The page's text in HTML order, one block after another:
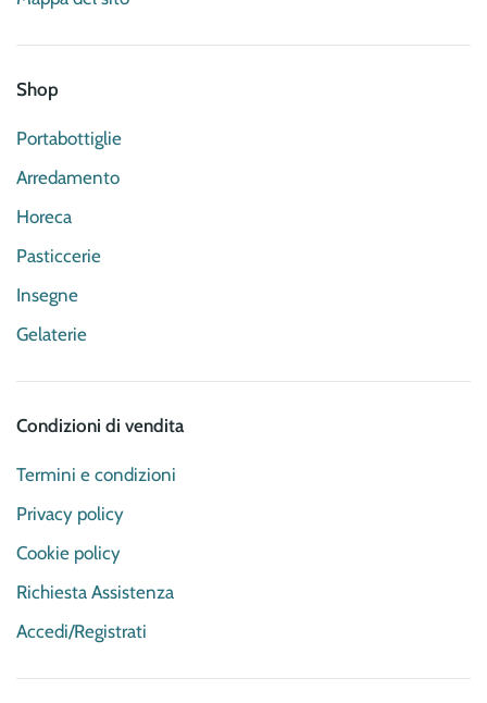
Shop
Portabottiglie
Arredamento
Horeca
Pasticcerie
Insegne
Gelaterie
Condizioni di vendita
Termini e condizioni
Privacy policy
Cookie policy
Richiesta Assistenza
Accedi/Registrati